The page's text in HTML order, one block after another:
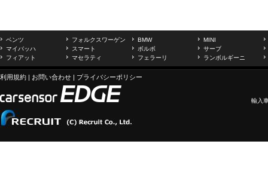
ベンツ フォルクスワーゲン BMW
MINI
マイバッハ
スマート ボルボ
サーブ
フィアット
マセラティ フェラーリ ランボルギーニ
利用規約 | お問い合わせ | プライバシーポリシー
輸入